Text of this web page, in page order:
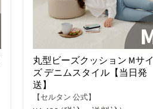
丸型ビーズクッション Mサイ
ズ デニムスタイル【当日発
送】
【セルタン 公式】